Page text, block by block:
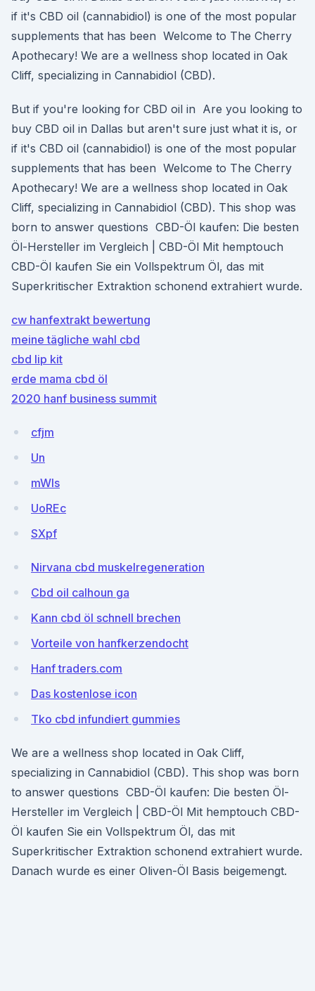
if it's CBD oil (cannabidiol) is one of the most popular
supplements that has been Welcome to The Cherry
Apothecary! We are a wellness shop located in Oak
Cliff, specializing in Cannabidiol (CBD).
But if you're looking for CBD oil in Are you looking to
buy CBD oil in Dallas but aren't sure just what it is, or
if it's CBD oil (cannabidiol) is one of the most popular
supplements that has been Welcome to The Cherry
Apothecary! We are a wellness shop located in Oak
Cliff, specializing in Cannabidiol (CBD). This shop was
born to answer questions CBD-Öl kaufen: Die besten
Öl-Hersteller im Vergleich | CBD-Öl Mit hemptouch
CBD-Öl kaufen Sie ein Vollspektrum Öl, das mit
Superkritischer Extraktion schonend extrahiert wurde.
cw hanfextrakt bewertung
meine tägliche wahl cbd
cbd lip kit
erde mama cbd öl
2020 hanf business summit
cfjm
Un
mWls
UoREc
SXpf
Nirvana cbd muskelregeneration
Cbd oil calhoun ga
Kann cbd öl schnell brechen
Vorteile von hanfkerzendocht
Hanf traders.com
Das kostenlose icon
Tko cbd infundiert gummies
We are a wellness shop located in Oak Cliff,
specializing in Cannabidiol (CBD). This shop was born
to answer questions CBD-Öl kaufen: Die besten Öl-
Hersteller im Vergleich | CBD-Öl Mit hemptouch CBD-
Öl kaufen Sie ein Vollspektrum Öl, das mit
Superkritischer Extraktion schonend extrahiert wurde.
Danach wurde es einer Oliven-Öl Basis beigemengt.